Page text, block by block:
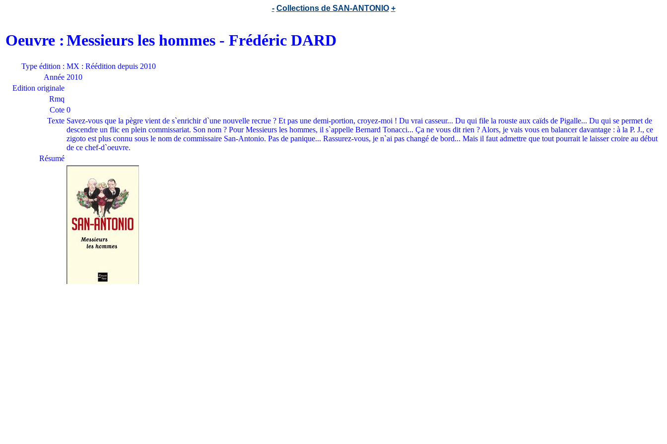
- Collections de SAN-ANTONIO +
Oeuvre :Messieurs les hommes - Frédéric DARD
Type édition : MX : Réédition depuis 2010
Année 2010
Edition originale
Rmq
Cote 0
Texte Savez-vous que la pègre vient de s`enrichir d`une nouvelle recrue ? Et pas une demi-portion, croyez-moi ! Du vrai casseur... Du qui file la rouste aux caïds de Pigalle... Du qui se permet de
descendre un flic en plein commissariat. Son nom ? Pour Messieurs les hommes, il s`appelle Bernard Tonacci... Ça ne vous dit rien ? Alors, je vais vous en balancer davantage : à la P. J., ce
zigoto est plus connu sous le nom de commissaire San-Antonio. Pas de panique... Rassurez-vous, je n`ai pas changé de bord... Mais il faut admettre que tout pourrait le laisser croire au début
de ce chef-d`oeuvre.
Résumé